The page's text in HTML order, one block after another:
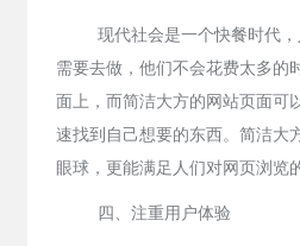
现代社会是一个快餐时代
需要去做，他们不会花费太多的
面上，而简洁大方的网站页面可
速找到自己想要的东西。简洁大
眼球，更能满足人们对网页浏览
四、注重用户体验